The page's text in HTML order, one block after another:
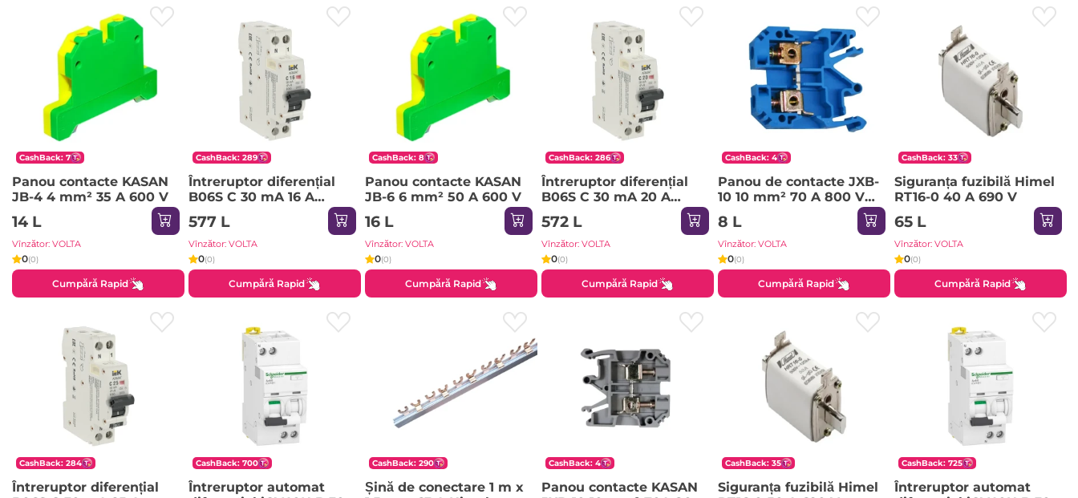
CashBack: 7
Panou contacte KASAN
JB-4 4 mm² 35 A 600 V
14 L
Vînzător: VOLTA
0(0)
Cumpără Rapid
CashBack: 289
Întreruptor diferențial
B06S C 30 mA 16 A
1P+NP 220 - 240 V IEK
577 L
Vînzător: VOLTA
0(0)
Cumpără Rapid
CashBack: 8
Panou contacte KASAN
JB-6 6 mm² 50 A 600 V
16 L
Vînzător: VOLTA
0(0)
Cumpără Rapid
CashBack: 286
Întreruptor diferențial
B06S C 30 mA 20 A
1P+NP 220 - 240 V IEK
572 L
Vînzător: VOLTA
0(0)
Cumpără Rapid
CashBack: 4
Panou de contacte JXB-
10 10 mm² 70 A 800 V
8 L
Vînzător: VOLTA
0(0)
Cumpără Rapid
CashBack: 33
Siguranța fuzibilă Himel
RT16-0 40 A 690 V
65 L
Vînzător: VOLTA
0(0)
Cumpără Rapid
CashBack: 284
Întreruptor diferențial
CashBack: 700
Întreruptor automat
CashBack: 290
Șină de conectare 1 m x
CashBack: 4
Panou contacte KASAN
CashBack: 35
Siguranța fuzibilă Himel
CashBack: 725
Întreruptor automat